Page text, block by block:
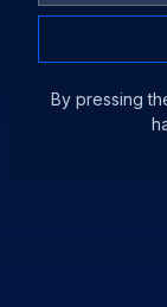
By pressing